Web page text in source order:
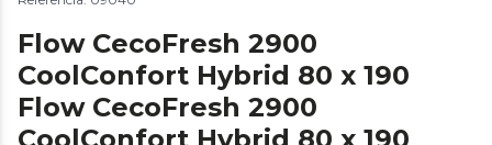
Flow CecoFresh 2900
CoolConfort Hybrid 80 x 190
Flow CecoFresh 2900
CoolConfort Hybrid 80 x 190